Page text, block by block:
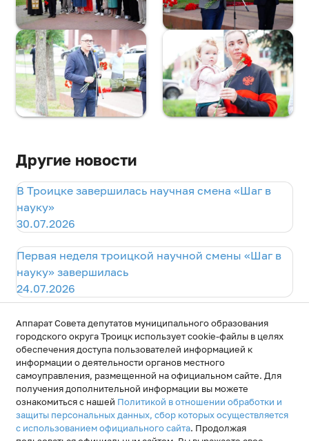
Другие новости
В Троицке завершилась научная смена «Шаг в
науку»
30.07.2026
Первая неделя троицкой научной смены «Шаг в
науку» завершилась
24.07.2026
Научная смена «Шаг в науку» - стартовала
17.07.2026
Аппарат Совета депутатов муниципального образования
городского округа Троицк использует cookie-файлы в целях
обеспечения доступа пользователей информацией к
информации о деятельности органов местного
самоуправления, размещенной на официальном сайте. Для
получения дополнительной информации вы можете
ознакомиться с нашей Политикой в отношении обработки и
защиты персональных данных, сбор которых осуществляется
с использованием официального сайта. Продолжая